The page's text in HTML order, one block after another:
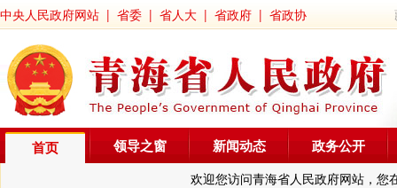
中央人民政府网站 | 省委 | 省人大 | 省政府 | 省政协
首页
欢迎您访问青海省人民政府网站，您
领导之窗 新闻动态 政务公开